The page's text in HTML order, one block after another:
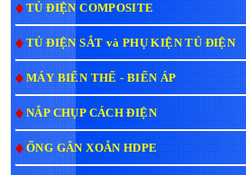
TỦ ĐIỆN COMPOSITE
TỦ ĐIỆN SẮT và PHỤ KIỆN TỦ ĐIỆN
MÁY BIẾN THẾ - BIẾN ÁP
NẮP CHỤP CÁCH ĐIỆN
ỐNG GÂN XOẮN HDPE